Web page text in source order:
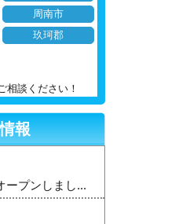
周南市
玖珂郡
相談ください！
報
ープンしまし...